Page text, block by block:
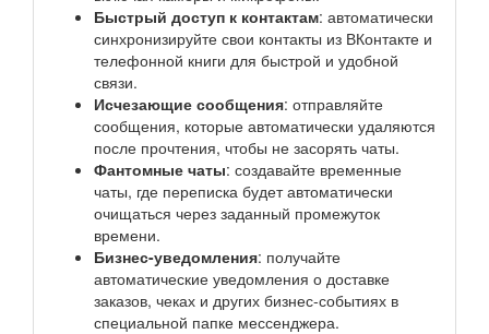
Быстрый доступ к контактам: автоматически
синхронизируйте свои контакты из ВКонтакте и
телефонной книги для быстрой и удобной
связи.
Исчезающие сообщения: отправляйте
сообщения, которые автоматически удаляются
после прочтения, чтобы не засорять чаты.
Фантомные чаты: создавайте временные
чаты, где переписка будет автоматически
очищаться через заданный промежуток
времени.
Бизнес-уведомления: получайте
автоматические уведомления о доставке
заказов, чеках и других бизнес-событиях в
специальной папке мессенджера.